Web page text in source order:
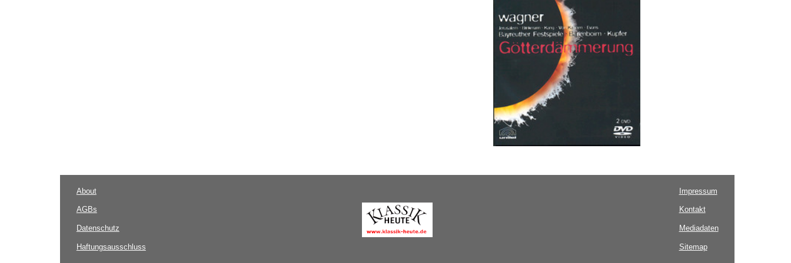
About
AGBs
Datenschutz
Haftungsausschluss
Impressum
Kontakt
Mediadaten
Sitemap